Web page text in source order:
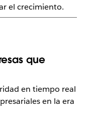
el crecimiento.
que
en tiempo real
en la era